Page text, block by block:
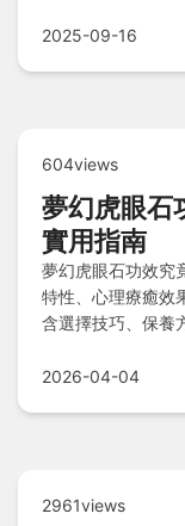
證讓你一試就成主
2025-09-16
604views
夢幻虎眼石
實用指南
夢幻虎眼石功效究
特性、心理療癒效
含選擇技巧、保養
2026-04-04
2961views